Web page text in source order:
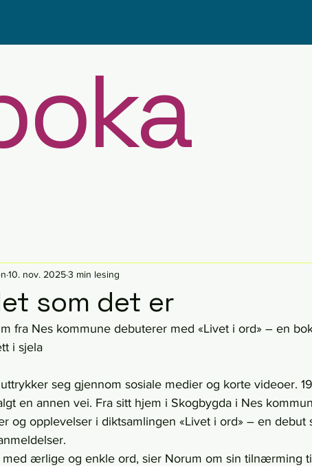
som det er
10. nov. 20253 min lesing
fra Nes kommune debuterer med «Livet i ord» – en
i sjela
seg gjennom sosiale medier og korte videoer.
en annen vei. Fra sitt hjem i Skogbygda i Nes
og opplevelser i diktsamlingen «Livet i ord» – en debut
ærlige og enkle ord, sier Norum om sin tilnærming